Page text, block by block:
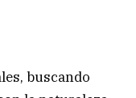
buscando